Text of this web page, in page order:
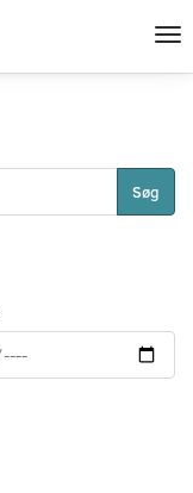
Søg